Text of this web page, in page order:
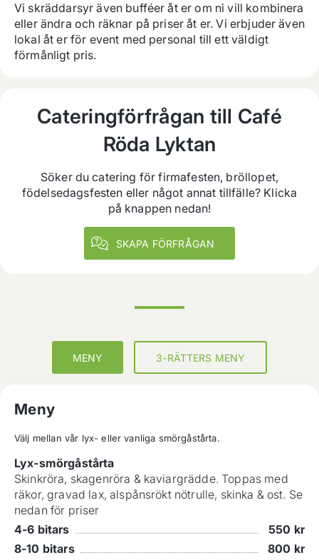
Vi skräddarsyr även bufféer åt er om ni vill kombinera
eller ändra och räknar på priser åt er. Vi erbjuder även
lokal åt er för event med personal till ett väldigt
förmånligt pris.
Cateringförfrågan till Café
Röda Lyktan
Söker du catering för firmafesten, bröllopet,
födelsedagsfesten eller något annat tillfälle? Klicka
på knappen nedan!
SKAPA FÖRFRÅGAN
MENY 3-RÄTTERS MENY
Meny
Välj mellan vår lyx- eller vanliga smörgåstårta.
Lyx-smörgåstårta
Skinkröra, skagenröra & kaviargrädde. Toppas med
räkor, gravad lax, alspånsrökt nötrulle, skinka & ost. Se
nedan för priser
4-6 bitars
550 kr
8-10 bitars
800 kr